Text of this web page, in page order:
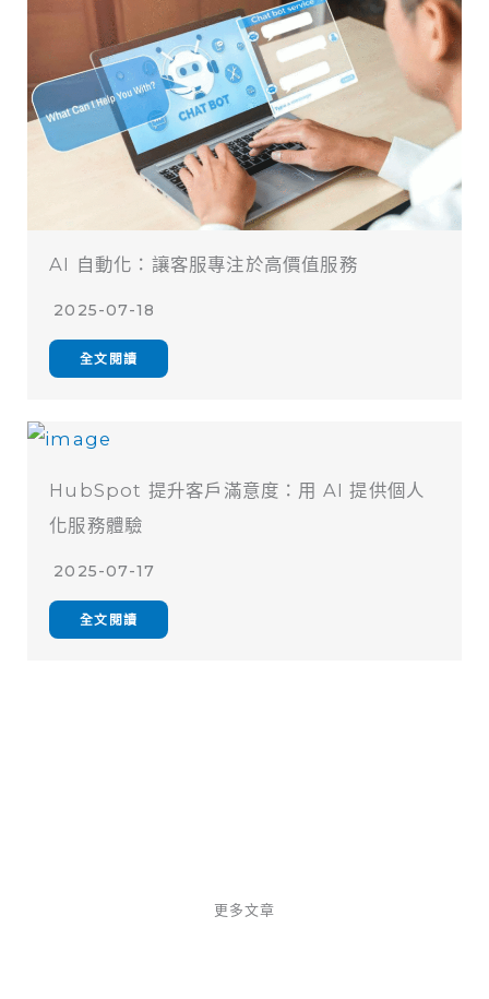
AI 自動化：讓客服專注於高價值服務
2025-07-18
全文閱讀
HubSpot 提升客戶滿意度：用 AI 提供個人
化服務體驗
2025-07-17
全文閱讀
更多文章